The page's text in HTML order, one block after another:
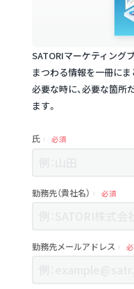
SATORIマーケティング
まつわる情報を一冊にま
必要な時に、必要な箇所
ます。
氏 必須
勤務先（貴社名） 必須
勤務先メールアドレス